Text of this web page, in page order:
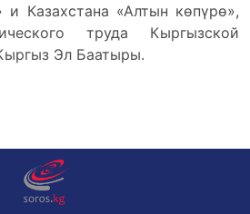
Казахстана «Алтын көпүрө»,
труда Кыргызской
Эл Баатыры.